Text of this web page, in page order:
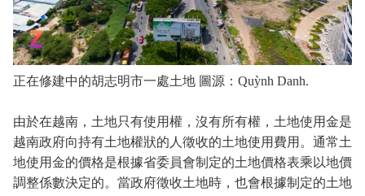
正在修建中的胡志明市一處土地 圖源：Quỳnh Danh.
由於在越南，土地只有使用權，沒有所有權，土地使用金是
越南政府向持有土地權狀的人徵收的土地使用費用。通常土
地使用金的價格是根據省委員會制定的土地價格表乘以地價
調整係數決定的。當政府徵收土地時，也會根據制定的土地